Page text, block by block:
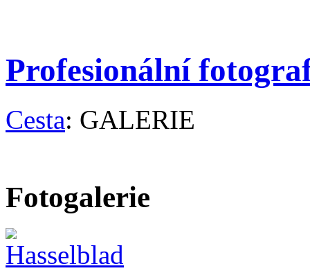
Profesionální
Cesta: GALERIE
Fotogalerie